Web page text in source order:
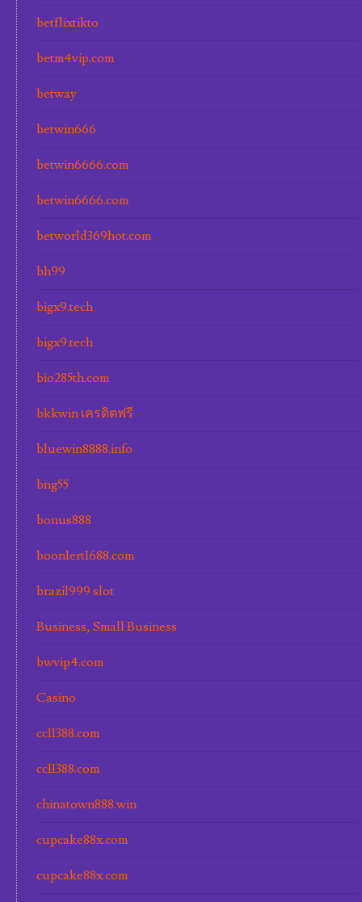
betflixtikto
betm4vip.com
betway
betwin666
betwin6666.com
betwin6666.com
betworld369hot.com
bh99
bigx9.tech
bigx9.tech
bio285th.com
bkkwin เครดิตฟรี
bluewin8888.info
bng55
bonus888
boonlert1688.com
brazil999 slot
Business, Small Business
bwvip4.com
Casino
cc11388.com
cc11388.com
chinatown888.win
cupcake88x.com
cupcake88x.com